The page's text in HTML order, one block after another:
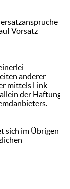
Vorsatz
anderer
mittels Link
der Haftung
sich im Übrigen